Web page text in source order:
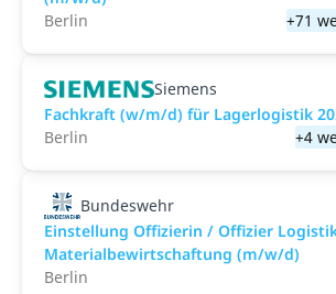
Berlin
+71
Siemens
Fachkraft (w/m/d) für Lagerlogistik
Berlin
+4
Bundeswehr
Einstellung Offizierin / Offizier
Materialbewirtschaftung (m/w/d)
Berlin